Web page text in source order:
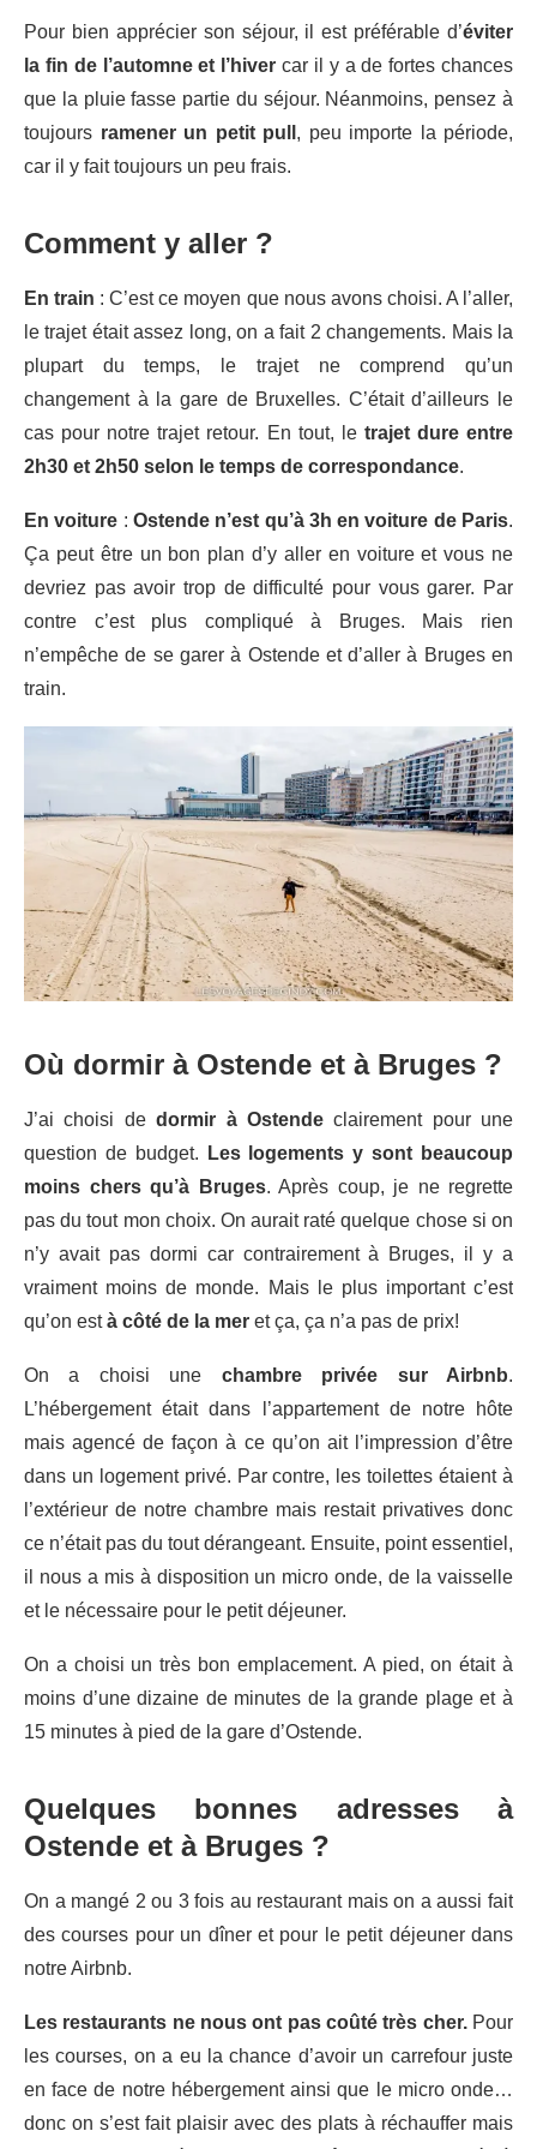
Pour bien apprécier son séjour, il est préférable d’éviter
la fin de l’automne et l’hiver car il y a de fortes chances
que la pluie fasse partie du séjour. Néanmoins, pensez à
toujours ramener un petit pull , peu importe la période,
car il y fait toujours un peu frais.
Comment y aller ?
En train : C’est ce moyen que nous avons choisi. A l’aller,
le trajet était assez long, on a fait 2 changements. Mais la
plupart du temps, le trajet ne comprend qu’un
changement à la gare de Bruxelles. C’était d’ailleurs le
cas pour notre trajet retour. En tout, le trajet dure entre
2h30 et 2h50 selon le temps de correspondance.
En voiture : Ostende n’est qu’à 3h en voiture de Paris.
Ça peut être un bon plan d’y aller en voiture et vous ne
devriez pas avoir trop de difficulté pour vous garer. Par
contre c’est plus compliqué à Bruges. Mais rien
n’empêche de se garer à Ostende et d’aller à Bruges en
train.
Où dormir à Ostende et à Bruges ?
J’ai choisi dedormir à Ostendeclairement pour une
question de budget.
Les logements y sont beaucoup
moins chers qu’à Bruges. Après coup, je ne regrette
pas du tout mon choix. On aurait raté quelque chose si on
n’y avait pas dormi car contrairement à Bruges, il y a
vraiment moins de monde. Mais le plus important c’est
qu’on està côté de la mer et ça, ça n’a pas de prix!
On a choisi une chambre privée sur Airbnb.
L’hébergement était dans l’appartement de notre hôte
mais agencé de façon à ce qu’on ait l’impression d’être
dans un logement privé. Par contre, les toilettes étaient à
l’extérieur de notre chambre mais restait privatives donc
ce n’était pas du tout dérangeant. Ensuite, point essentiel,
il nous a mis à disposition un micro onde, de la vaisselle
et le nécessaire pour le petit déjeuner.
On a choisi un très bon emplacement. A pied, on était à
moins d’une dizaine de minutes de la grande plage et à
15 minutes à pied de la gare d’Ostende.
Quelques bonnes adresses à
Ostende et à Bruges ?
On a mangé 2 ou 3 fois au restaurant mais on a aussi fait
des courses pour un dîner et pour le petit déjeuner dans
notre Airbnb.
Les restaurants ne nous ont pas coûté très cher.Pour
les courses, on a eu la chance d’avoir un carrefour juste
en face de notre hébergement ainsi que le micro onde…
donc on s’est fait plaisir avec des plats à réchauffer mais